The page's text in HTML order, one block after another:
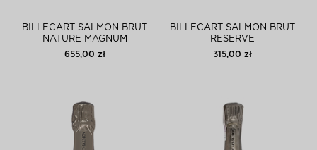
BILLECART SALMON BRUT
NATURE MAGNUM
655,00 zł
BILLECART SALMON BRUT
RESERVE
315,00 zł